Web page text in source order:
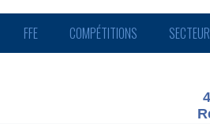
FFE COMPÉTITIONS